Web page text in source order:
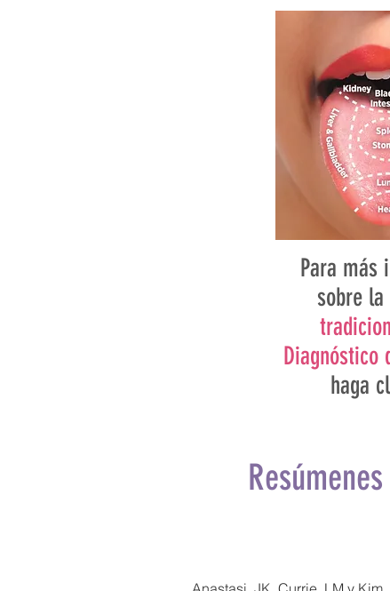
Para más
sobre la
Diagnóstico
haga